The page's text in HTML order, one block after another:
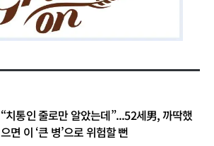
“치통인 줄로만 알았는데”...52세男, 까딱했
으면 이 ‘큰 병’으로 위험할 뻔